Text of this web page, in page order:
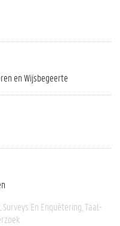
en Wijsbegeerte
Surveys En Enquêtering Taal-